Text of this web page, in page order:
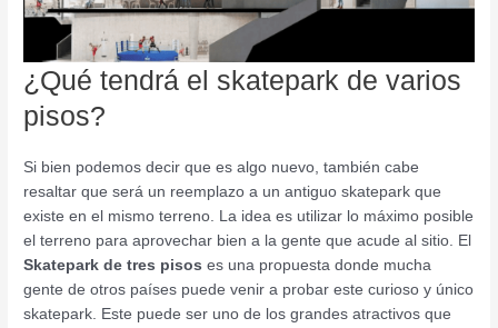
¿Qué tendrá el skatepark de varios
pisos?
Si bien podemos decir que es algo nuevo, también cabe
resaltar que será un reemplazo a un antiguo skatepark que
existe en el mismo terreno. La idea es utilizar lo máximo posible
el terreno para aprovechar bien a la gente que acude al sitio. El
Skatepark de tres pisos es una propuesta donde mucha
gente de otros países puede venir a probar este curioso y único
skatepark. Este puede ser uno de los grandes atractivos que